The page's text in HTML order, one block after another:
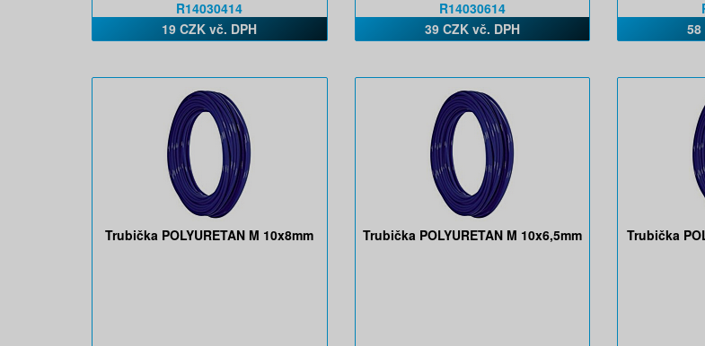
R14030414
19 CZK vč. DPH
R14030614
39 CZK vč. DPH
58
Trubička POLYURETAN M 10x8mm Trubička POLYURETAN M 10x6,5mm Trubička